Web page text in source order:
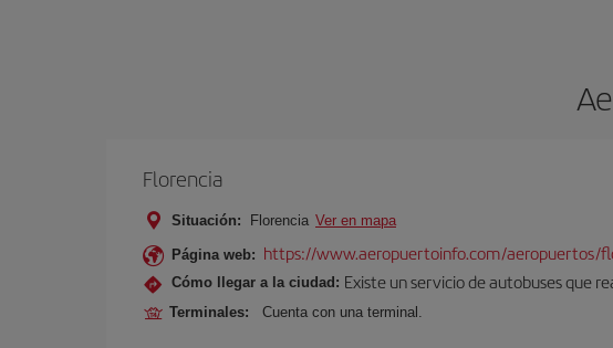
Florencia
Situación: Florencia Ver en mapa
Página web: https://www.aeropuertoinfo.com/aeropuertos/
Cómo llegar a la ciudad: Existe un servicio de autobuses que
Terminales: Cuenta con una terminal.